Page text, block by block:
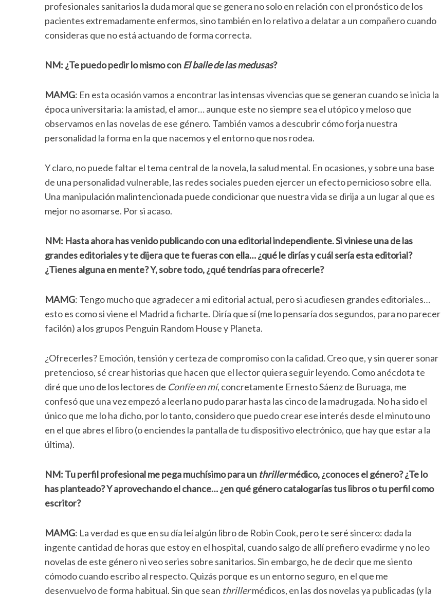
profesionales sanitarios la duda moral que se genera no solo en relación con el pronóstico de los
pacientes extremadamente enfermos, sino también en lo relativo a delatar a un compañero cuando
consideras que no está actuando de forma correcta.
NM: ¿Te puedo pedir lo mismo conEl baile de las medusas?
MAMG: En esta ocasión vamos a encontrar las intensas vivencias que se generan cuando se inicia la
época universitaria: la amistad, el amor… aunque este no siempre sea el utópico y meloso que
observamos en las novelas de ese género. También vamos a descubrir cómo forja nuestra
personalidad la forma en la que nacemos y el entorno que nos rodea.
Y claro, no puede faltar el tema central de la novela, la salud mental. En ocasiones, y sobre una base
de una personalidad vulnerable, las redes sociales pueden ejercer un efecto pernicioso sobre ella.
Una manipulación malintencionada puede condicionar que nuestra vida se dirija a un lugar al que es
mejor no asomarse. Por si acaso.
NM: Hasta ahora has venido publicando con una editorial independiente. Si viniese una de las
grandes editoriales y te dijera que te fueras con ella… ¿qué le dirías y cuál sería esta editorial?
¿Tienes alguna en mente? Y, sobre todo, ¿qué tendrías para ofrecerle?
MAMG: Tengo mucho que agradecer a mi editorial actual, pero si acudiesen grandes editoriales…
esto es como si viene el Madrid a ficharte. Diría que sí (me lo pensaría dos segundos, para no parecer
facilón) a los grupos Penguin Random House y Planeta.
¿Ofrecerles? Emoción, tensión y certeza de compromiso con la calidad. Creo que, y sin querer sonar
pretencioso, sé crear historias que hacen que el lector quiera seguir leyendo. Como anécdota te
diré que uno de los lectores de Confíe en mí, concretamente Ernesto Sáenz de Buruaga, me
confesó que una vez empezó a leerla no pudo parar hasta las cinco de la madrugada. No ha sido el
único que me lo ha dicho, por lo tanto, considero que puedo crear ese interés desde el minuto uno
en el que abres el libro (o enciendes la pantalla de tu dispositivo electrónico, que hay que estar a la
última).
NM: Tu perfil profesional me pega muchísimo para un thrillermédico, ¿conoces el género? ¿Te lo
has planteado? Y aprovechando el chance… ¿en qué género catalogarías tus libros o tu perfil como
escritor?
MAMG: La verdad es que en su día leí algún libro de Robin Cook, pero te seré sincero: dada la
ingente cantidad de horas que estoy en el hospital, cuando salgo de allí prefiero evadirme y no leo
novelas de este género ni veo series sobre sanitarios. Sin embargo, he de decir que me siento
cómodo cuando escribo al respecto. Quizás porque es un entorno seguro, en el que me
desenvuelvo de forma habitual. Sin que sean thrillermédicos, en las dos novelas ya publicadas (y la